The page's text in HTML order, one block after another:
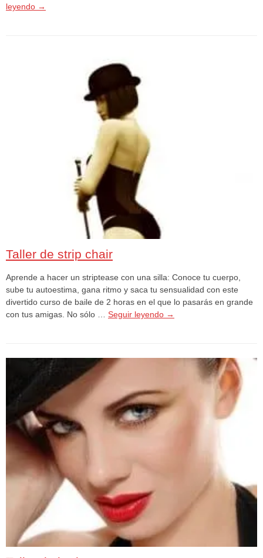
leyendo →
Taller de strip chair
Aprende a hacer un striptease con una silla: Conoce tu cuerpo,
sube tu autoestima, gana ritmo y saca tu sensualidad con este
divertido curso de baile de 2 horas en el que lo pasarás en grande
con tus amigas. No sólo … Seguir leyendo →